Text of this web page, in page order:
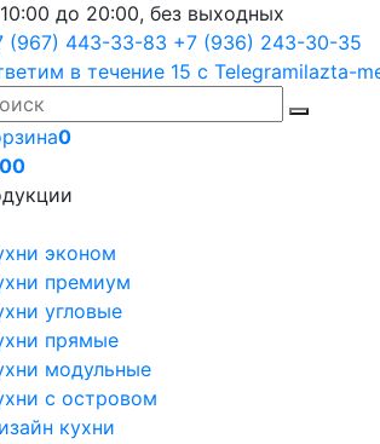
до 20:00, без выходных
(967) 443-33-83 +7 (936) 243-30-35
в течение 15 с Telegramilazta-
0
эконом
премиум
угловые
прямые
модульные
с островом
кухни